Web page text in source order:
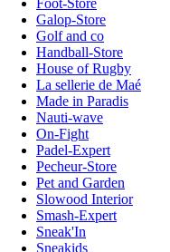
Galop-Store
Golf and co
Handball-Store
House of Rugby
La sellerie de Maé
Made in Paradis
Nauti-wave
On-Fight
Padel-Expert
Pecheur-Store
Pet and Garden
Slowood Interior
Smash-Expert
Sneak'In
Sneakids